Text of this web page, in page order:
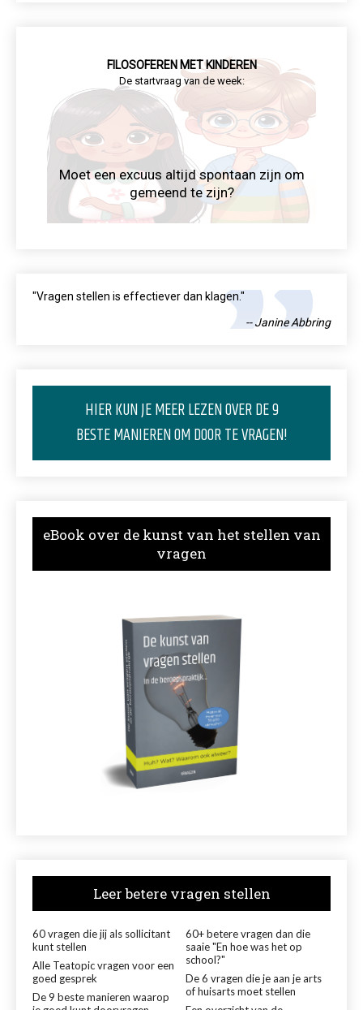
FILOSOFEREN MET KINDEREN
De startvraag van de week:
Moet een excuus altijd spontaan zijn om
gemeend te zijn?
"Vragen stellen is effectiever dan klagen."
-- Janine Abbring
HIER KUN JE MEER LEZEN OVER DE 9
BESTE MANIEREN OM DOOR TE VRAGEN!
eBook over de kunst van het stellen van
vragen
Leer betere vragen stellen
60 vragen die jij als sollicitant
kunt stellen
60+ betere vragen dan die
saaie "En hoe was het op
school?"
Alle Teatopic vragen voor een
goed gesprek
De 6 vragen die je aan je arts
of huisarts moet stellen
De 9 beste manieren waarop